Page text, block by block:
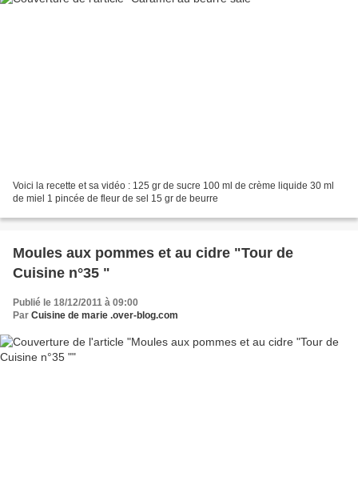
Voici la recette et sa vidéo : 125 gr de sucre 100 ml de crème liquide 30 ml
de miel 1 pincée de fleur de sel 15 gr de beurre
Moules aux pommes et au cidre "Tour de
Cuisine n°35 "
Publié le 18/12/2011 à 09:00
Par Cuisine de marie .over-blog.com